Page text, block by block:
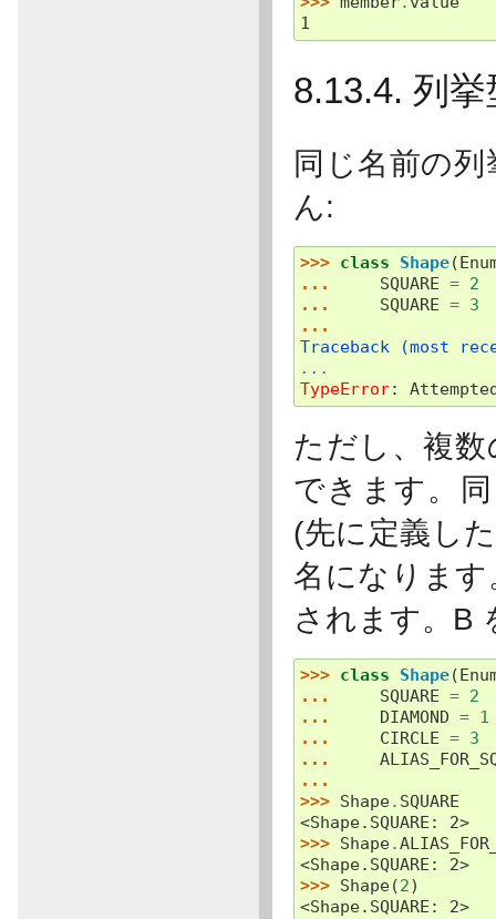
1
8.13.4. 列
同じ名前の
ん:
>>> class Shape(
...
SQUARE = 2
...
SQUARE = 3
...
Traceback (most
...
TypeError:
ただし、複
できます。
(先に定義し
名になりま
されます。B
>>> class Shape(
...
SQUARE = 2
...
DIAMOND = 1
...
CIRCLE = 3
...
...
>>> Shape. SQUARE
<Shape.SQUARE: 2>
>>> Shape.
<Shape.SQUARE: 2>
>>> Shape(2)
<Shape.SQUARE: 2>